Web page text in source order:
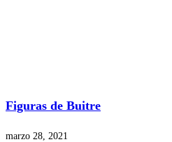
Figuras de Buitre
marzo 28, 2021